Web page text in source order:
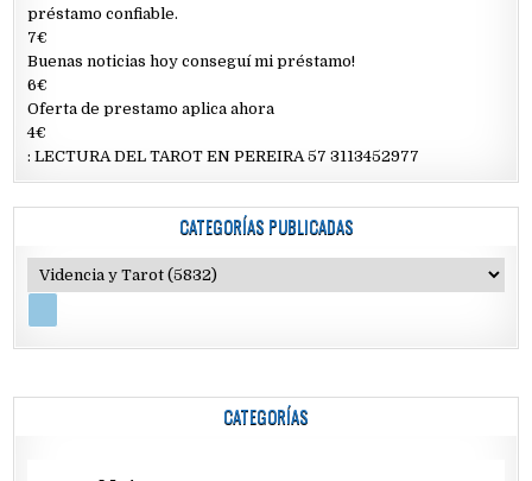
préstamo confiable.
7€
Buenas noticias hoy conseguí mi préstamo!
6€
Oferta de prestamo aplica ahora
4€
: LECTURA DEL TAROT EN PEREIRA 57 3113452977
CATEGORÍAS PUBLICADAS
CATEGORÍAS